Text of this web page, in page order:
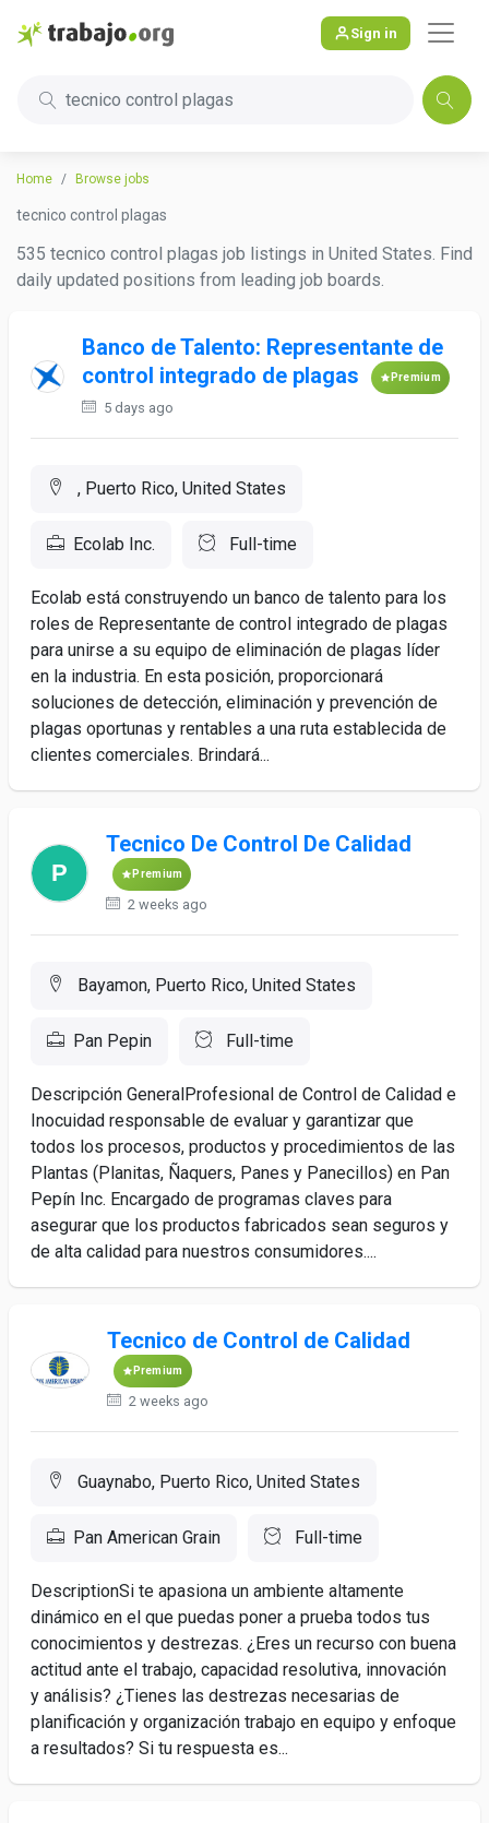
Sign in
tecnico control plagas
Home Browse jobs
tecnico control plagas
535 tecnico control plagas job listings in United States. Find
daily updated positions from leading job boards.
Banco de Talento: Representante de
control integrado de plagas
Premium
5 days ago
, Puerto Rico, United States
Ecolab Inc. Full-time
Ecolab está construyendo un banco de talento para los
roles de Representante de control integrado de plagas
para unirse a su equipo de eliminación de plagas líder
en la industria. En esta posición, proporcionará
soluciones de detección, eliminación y prevención de
plagas oportunas y rentables a una ruta establecida de
clientes comerciales. Brindará...
Tecnico De Control De Calidad
Premium
2 weeks ago
Bayamon, Puerto Rico, United States
Pan Pepin Full-time
Descripción GeneralProfesional de Control de Calidad e
Inocuidad responsable de evaluar y garantizar que
todos los procesos, productos y procedimientos de las
Plantas (Planitas, Ñaquers, Panes y Panecillos) en Pan
Pepín Inc. Encargado de programas claves para
asegurar que los productos fabricados sean seguros y
de alta calidad para nuestros consumidores....
Tecnico de Control de Calidad
Premium
2 weeks ago
Guaynabo, Puerto Rico, United States
Pan American Grain Full-time
DescriptionSi te apasiona un ambiente altamente
dinámico en el que puedas poner a prueba todos tus
conocimientos y destrezas. ¿Eres un recurso con buena
actitud ante el trabajo, capacidad resolutiva, innovación
y análisis? ¿Tienes las destrezas necesarias de
planificación y organización trabajo en equipo y enfoque
a resultados? Si tu respuesta es...